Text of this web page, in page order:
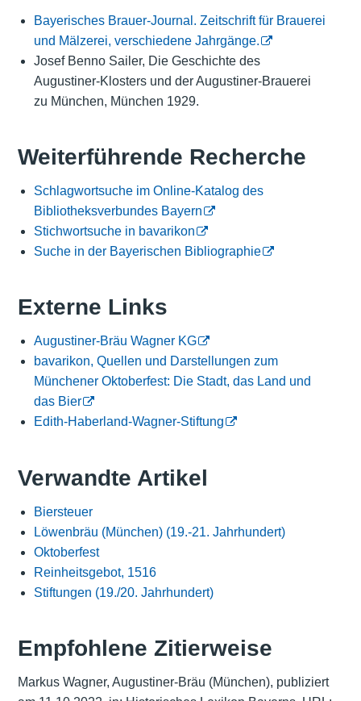
Bayerisches Brauer-Journal. Zeitschrift für Brauerei
und Mälzerei, verschiedene Jahrgänge.
Josef Benno Sailer, Die Geschichte des
Augustiner-Klosters und der Augustiner-Brauerei
zu München, München 1929.
Weiterführende Recherche
Schlagwortsuche im Online-Katalog des
Bibliotheksverbundes Bayern
Stichwortsuche in bavarikon
Suche in der Bayerischen Bibliographie
Externe Links
Augustiner-Bräu Wagner KG
bavarikon, Quellen und Darstellungen zum
Münchener Oktoberfest: Die Stadt, das Land und
das Bier
Edith-Haberland-Wagner-Stiftung
Verwandte Artikel
Biersteuer
Löwenbräu (München) (19.-21. Jahrhundert)
Oktoberfest
Reinheitsgebot, 1516
Stiftungen (19./20. Jahrhundert)
Empfohlene Zitierweise
Markus Wagner, Augustiner-Bräu (München), publiziert